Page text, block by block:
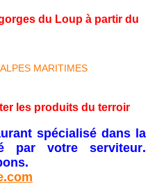
du Loup à partir du
les produits du terroir
spécialisé dans la
par votre serviteur.